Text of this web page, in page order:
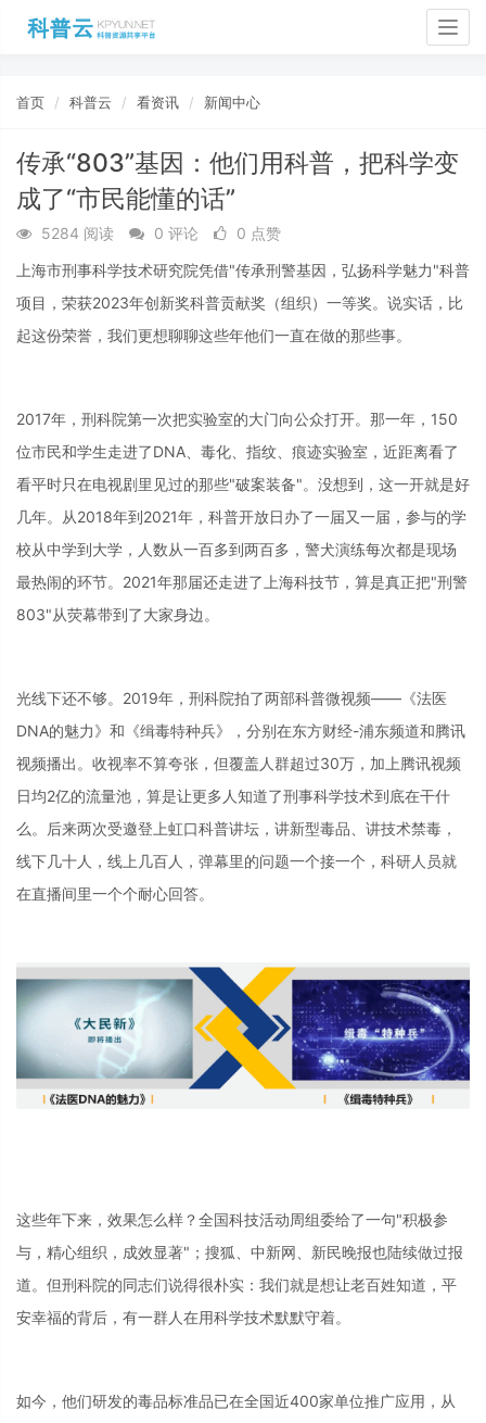
首页 科普云 看资讯 新闻中心
传承“803”基因：他们用科普，把科学变
成了“市民能懂的话”
5284 阅读 0 评论
0 点赞
上海市刑事科学技术研究院凭借"传承刑警基因，弘扬科学魅力"科普
项目，荣获2023年创新奖科普贡献奖（组织）一等奖。说实话，比
起这份荣誉，我们更想聊聊这些年他们一直在做的那些事。
2017年，刑科院第一次把实验室的大门向公众打开。那一年，150
位市民和学生走进了DNA、毒化、指纹、痕迹实验室，近距离看了
看平时只在电视剧里见过的那些"破案装备"。没想到，这一开就是好
几年。从2018年到2021年，科普开放日办了一届又一届，参与的学
校从中学到大学，人数从一百多到两百多，警犬演练每次都是现场
最热闹的环节。2021年那届还走进了上海科技节，算是真正把"刑警
803"从荧幕带到了大家身边。
光线下还不够。2019年，刑科院拍了两部科普微视频——《法医
DNA的魅力》和《缉毒特种兵》，分别在东方财经-浦东频道和腾讯
视频播出。收视率不算夸张，但覆盖人群超过30万，加上腾讯视频
日均2亿的流量池，算是让更多人知道了刑事科学技术到底在干什
么。后来两次受邀登上虹口科普讲坛，讲新型毒品、讲技术禁毒，
线下几十人，线上几百人，弹幕里的问题一个接一个，科研人员就
在直播间里一个个耐心回答。
这些年下来，效果怎么样？全国科技活动周组委给了一句"积极参
与，精心组织，成效显著"；搜狐、中新网、新民晚报也陆续做过报
道。但刑科院的同志们说得很朴实：我们就是想让老百姓知道，平
安幸福的背后，有一群人在用科学技术默默守着。
如今，他们研发的毒品标准品已在全国近400家单位推广应用，从